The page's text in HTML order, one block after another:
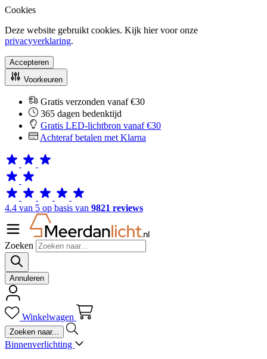
Cookies
Deze website gebruikt cookies. Kijk hier voor onze
privacyverklaring.
Accepteren
Voorkeuren
Gratis verzonden vanaf €30
365 dagen bedenktijd
Gratis LED-lichtbron vanaf €30
Achteraf betalen met Klarna
4.4 van 5 op basis van 9821 reviews
Zoeken
Annuleren
Winkelwagen
Binnenverlichting